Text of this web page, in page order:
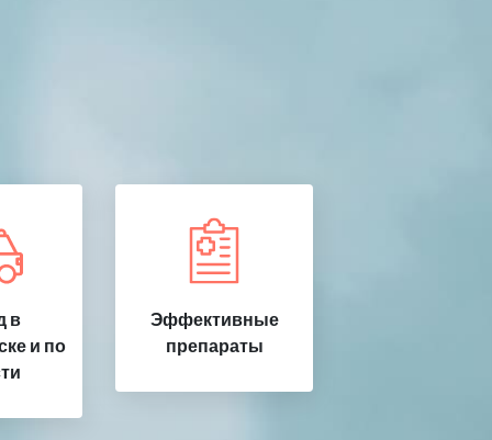
в
и по
Эффективные
препараты